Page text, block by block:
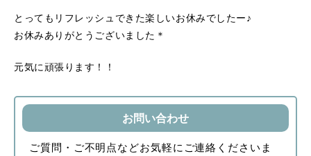
とってもリフレッシュできた楽しいお休みでしたー♪
お休みありがとうございました＊
元気に頑張ります！！
お問い合わせ
ご質問・ご不明点などお気軽にご連絡くださいま